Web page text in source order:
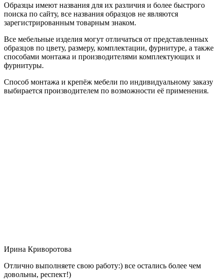
Образцы имеют названия для их различия и более быстрого
поиска по сайту, все названия образцов не являются
зарегистрированным товарным знаком.
Все мебельные изделия могут отличаться от представленных
образцов по цвету, размеру, комплектации, фурнитуре, а также
способами монтажа и производителями комплектующих и
фурнитуры.
Способ монтажа и крепёж мебели по индивидуальному заказу
выбирается производителем по возможности её применения.
Ирина Криворотова
Отлично выполняете свою работу:) все остались более чем
довольны, респект!)